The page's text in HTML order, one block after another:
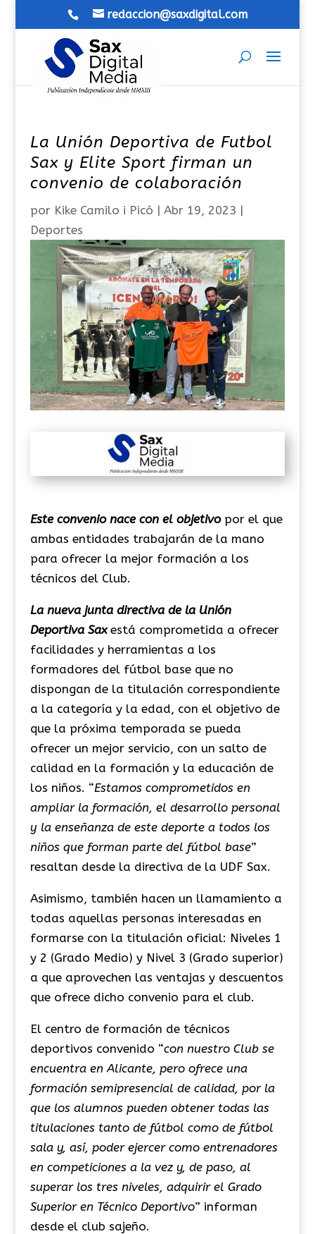
redaccion@saxdigital.com
La Unión Deportiva de Futbol
Sax y Elite Sport firman un
convenio de colaboración
por Kike Camilo i Picó | Abr 19, 2023 |
Deportes
Este convenio nace con el objetivopor el que
ambas entidades trabajarán de la mano
para ofrecer la mejor formación a los
técnicos del Club.
La nueva junta directiva de la Unión
Deportiva Saxestá comprometida a ofrecer
facilidades y herramientas a los
formadores del fútbol base que no
dispongan de la titulación correspondiente
a la categoría y la edad, con el objetivo de
que la próxima temporada se pueda
ofrecer un mejor servicio, con un salto de
calidad en la formación y la educación de
los niños. “Estamos comprometidos en
ampliar la formación, el desarrollo personal
y la enseñanza de este deporte a todos los
niños que forman parte del fútbol base”
resaltan desde la directiva de la UDF Sax.
Asimismo, también hacen un llamamiento a
todas aquellas personas interesadas en
formarse con la titulación oficial: Niveles 1
y 2 (Grado Medio) y Nivel 3 (Grado superior)
a que aprovechen las ventajas y descuentos
que ofrece dicho convenio para el club.
El centro de formación de técnicos
deportivos convenido “con nuestro Club se
encuentra en Alicante, pero ofrece una
formación semipresencial de calidad, por la
que los alumnos pueden obtener todas las
titulaciones tanto de fútbol como de fútbol
sala y, así, poder ejercer como entrenadores
en competiciones a la vez y, de paso, al
superar los tres niveles, adquirir el Grado
Superior en Técnico Deportivo” informan
desde el club sajeño.